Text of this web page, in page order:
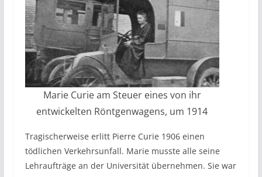
Marie Curie am Steuer eines von ihr
entwickelten Röntgenwagens, um 1914
Tragischerweise erlitt Pierre Curie 1906 einen
tödlichen Verkehrsunfall. Marie musste alle seine
Lehraufträge an der Universität übernehmen. Sie war